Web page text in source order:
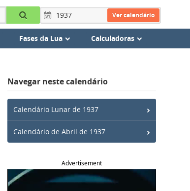
Ver calendário
Fases da Lua Calculadoras
Navegar neste calendário
Calendário Lunar de 1937
Calendário de Abril de 1937
Advertisement